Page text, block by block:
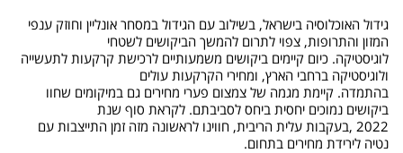
גידול האוכלוסיה בישראל, בשילוב עם הגידול במסחר אונליין וחוזק ענפי
המזון והתרופות, צפוי לתרום להמשך הביקושים לשטחי
לוגיסטיקה. כיום קיימים ביקושים משמעותיים לרכישת קרקעות לתעשייה
ולוגיסטיקה ברחבי הארץ, ומחירי הקרקעות עולים
בהתמדה. קיימת מגמה של צמצום פערי מחירים גם במיקומים שחוו
ביקושים נמוכים יחסית ביחס לסביבתם. לקראת סוף שנת
2022 ,בעקבות עלית הריבית, חווינו לראשונה מזה זמן התייצבות עם
נטיה לירידת מחירים בתחום.